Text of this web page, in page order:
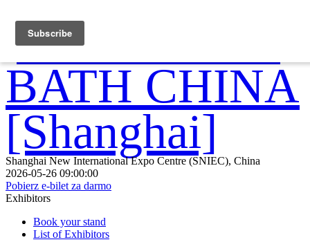
Shanghai New International Expo Centre (SNIEC), China
2026-05-26 09:00:00
Pobierz e-bilet za darmo
Exhibitors
Book your stand
List of Exhibitors